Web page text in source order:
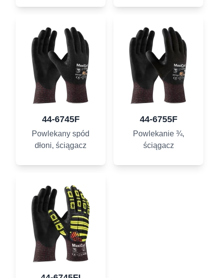
44-6745F
Powlekany spód
dłoni, ściągacz
44-6755F
Powlekanie ¾,
ściągacz